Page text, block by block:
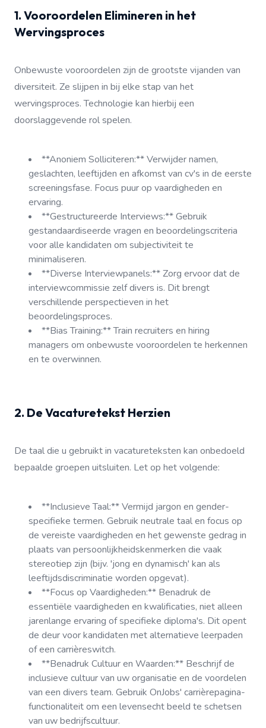
1. Vooroordelen Elimineren in het
Wervingsproces
Onbewuste vooroordelen zijn de grootste vijanden van
diversiteit. Ze slijpen in bij elke stap van het
wervingsproces. Technologie kan hierbij een
doorslaggevende rol spelen.
**Anoniem Solliciteren:** Verwijder namen,
geslachten, leeftijden en afkomst van cv's in de eerste
screeningsfase. Focus puur op vaardigheden en
ervaring.
**Gestructureerde Interviews:** Gebruik
gestandaardiseerde vragen en beoordelingscriteria
voor alle kandidaten om subjectiviteit te
minimaliseren.
**Diverse Interviewpanels:** Zorg ervoor dat de
interviewcommissie zelf divers is. Dit brengt
verschillende perspectieven in het
beoordelingsproces.
**Bias Training:** Train recruiters en hiring
managers om onbewuste vooroordelen te herkennen
en te overwinnen.
2. De Vacaturetekst Herzien
De taal die u gebruikt in vacatureteksten kan onbedoeld
bepaalde groepen uitsluiten. Let op het volgende:
**Inclusieve Taal:** Vermijd jargon en gender-
specifieke termen. Gebruik neutrale taal en focus op
de vereiste vaardigheden en het gewenste gedrag in
plaats van persoonlijkheidskenmerken die vaak
stereotiep zijn (bijv. 'jong en dynamisch' kan als
leeftijdsdiscriminatie worden opgevat).
**Focus op Vaardigheden:** Benadruk de
essentiële vaardigheden en kwalificaties, niet alleen
jarenlange ervaring of specifieke diploma's. Dit opent
de deur voor kandidaten met alternatieve leerpaden
of een carrièreswitch.
**Benadruk Cultuur en Waarden:** Beschrijf de
inclusieve cultuur van uw organisatie en de voordelen
van een divers team. Gebruik OnJobs' carrièrepagina-
functionaliteit om een levensecht beeld te schetsen
van uw bedrijfscultuur.